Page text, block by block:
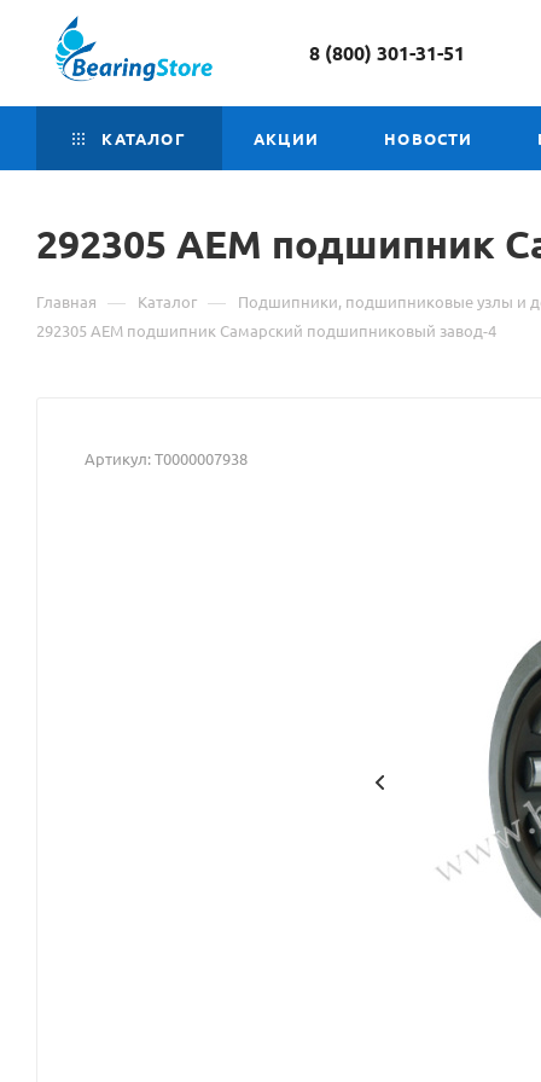
8 (800) 301-31-51
КАТАЛОГ АКЦИИ НОВОСТИ
292305 АЕМ подшипник
Главная — Каталог — Подшипники, подшипниковые узлы и
292305 АЕМ подшипник Самарский подшипниковый завод-4
Артикул:Т0000007938